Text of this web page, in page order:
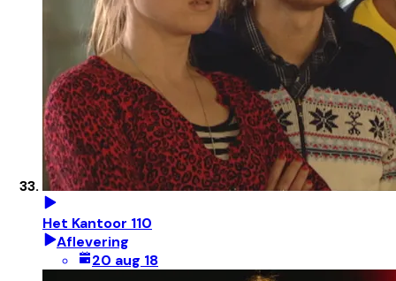
Het Kantoor 110
Aflevering
20 aug 18